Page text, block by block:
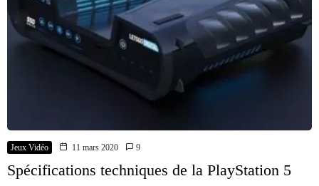
Jeux Vidéo 11 mars 2020 9
Spécifications techniques de la PlayStation 5